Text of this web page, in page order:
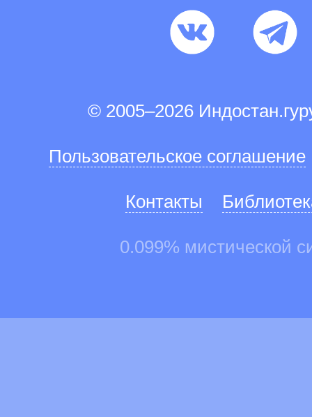
© 2005–2026
Пользовательское соглашение
Контакты
0.099% мистической